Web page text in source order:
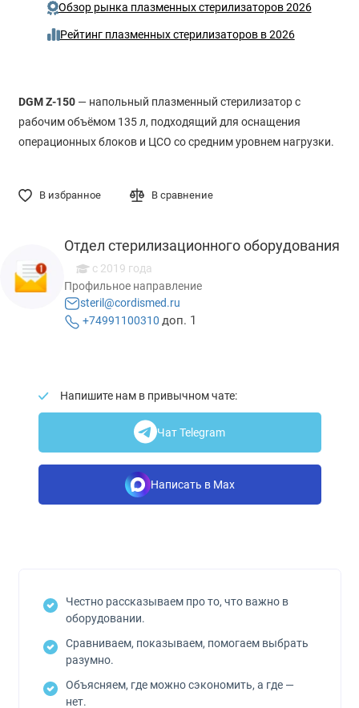
Обзор рынка плазменных стерилизаторов 2026
Рейтинг плазменных стерилизаторов в 2026
DGM Z-150— напольный плазменный стерилизатор с
рабочим объёмом 135 л, подходящий для оснащения
операционных блоков и ЦСО со средним уровнем нагрузки.
В избранное В сравнение
Отдел стерилизационного оборудования
c 2019 года
Профильное направление
steril@cordismed.ru
+74991100310 доп. 1
Напишите нам в привычном чате:
Чат Telegram
Написать в Max
Честно рассказываем про то, что важно в
оборудовании.
Сравниваем, показываем, помогаем выбрать
разумно.
Объясняем, где можно сэкономить, а где —
нет.